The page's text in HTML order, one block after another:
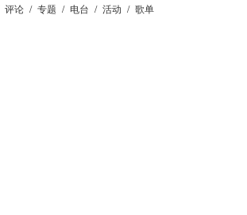
评论 / 专题 / 电台 / 活动 / 歌单